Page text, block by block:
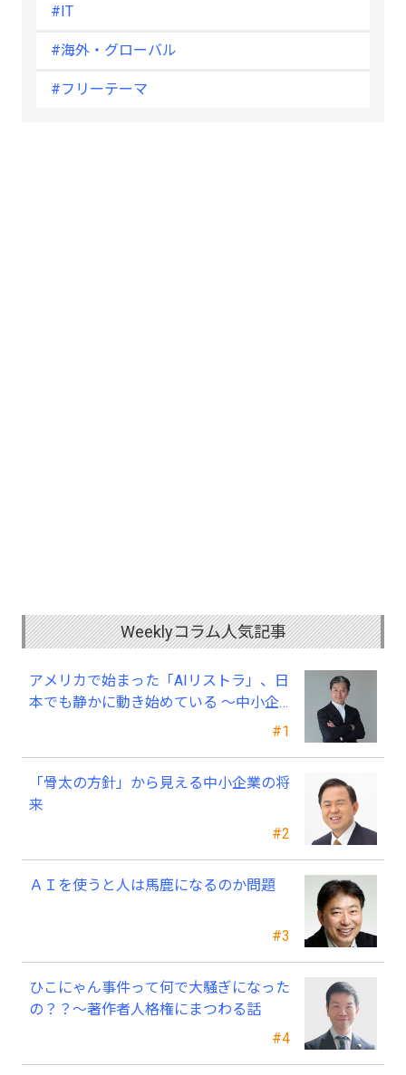
#IT
#海外・グローバル
#フリーテーマ
Weeklyコラム人気記事
#1
アメリカで始まった「AIリストラ」、日
本でも静かに動き始めている ～中小企
業経営者が今、見直すべき採用・業務・
#2
「骨太の方針」から見える中小企業の将
来
#3
ＡＩを使うと人は馬鹿になるのか問題
#4
ひこにゃん事件って何で大騒ぎになった
の？？～著作者人格権にまつわる話